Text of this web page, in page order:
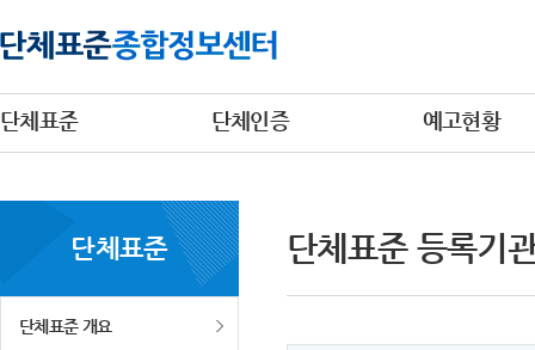
단체표준 단체인증 예고현황
단체표준
단체표준 개요
단체표준 등록기